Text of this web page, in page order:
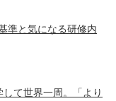
準と気になる研修内
て世界一周。「より